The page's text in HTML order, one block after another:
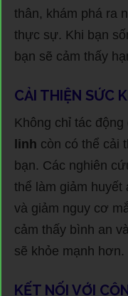
thân, khám phá ra
thực sự. Khi bạn
bạn sẽ cảm thấy
CẢI THIỆN SỨC
Không chỉ tác động
linh còn có thể cải
bạn. Các nghiên
thể làm giảm huyết
và giảm nguy cơ
cảm thấy bình an
sẽ khỏe mạnh hơn.
KẾT NỐI VỚI